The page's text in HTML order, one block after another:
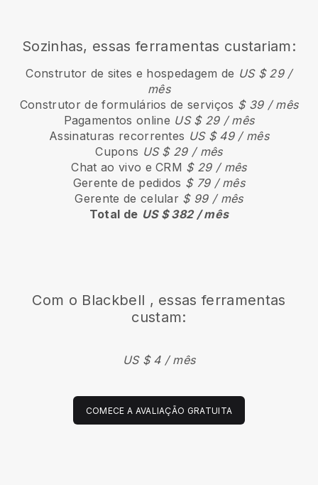
Sozinhas, essas ferramentas custariam:
Construtor de sites e hospedagem de US $ 29 /
mês
Construtor de formulários de serviços $ 39 / mês
Pagamentos online US $ 29 / mês
Assinaturas recorrentes US $ 49 / mês
Cupons US $ 29 / mês
Chat ao vivo e CRM $ 29 / mês
Gerente de pedidos $ 79 / mês
Gerente de celular $ 99 / mês
Total de US $ 382 / mês
Com o Blackbell , essas ferramentas
custam:
US $ 4 / mês
COMECE A AVALIAÇÃO GRATUITA